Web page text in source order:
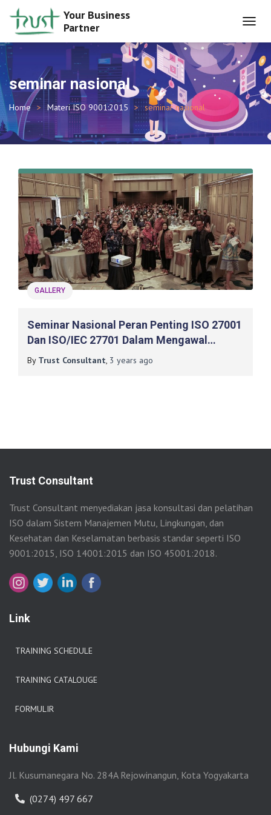
Your Business
Partner
seminar nasional
Home Materi ISO 9001:2015 seminar nasional
GALLERY
Seminar Nasional Peran Penting ISO 27001
Dan ISO/IEC 27701 Dalam Mengawal
Urgensi Undang-Undang Perlindungan
By Trust Consultant, 3 years ago
Trust Consultant
Trust Consultant menyediakan jasa konsultasi dan pelatihan
ISO dalam Sistem Manajemen Mutu, Lingkungan, dan
Kesehatan dan Keselamatan berbasis standar seperti ISO
9001:2015, ISO 14001:2015 dan ISO 45001:2018.
Link
TRAINING SCHEDULE
TRAINING CATALOUGE
FORMULIR
Hubungi Kami
Jl. Kusumanegara No. 284A Rejowinangun, Kota Yogyakarta
(0274) 497 667